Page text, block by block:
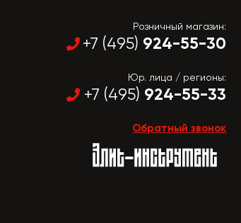
Розничный магазин:
+7 (495) 924-55-30
Юр. лица / регионы:
+7 (495) 924-55-33
Обратный звонок